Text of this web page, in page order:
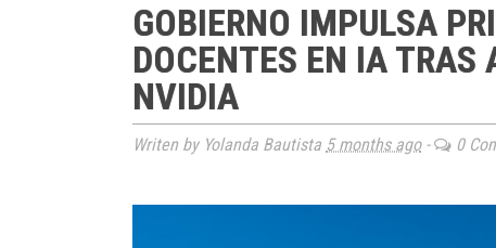
GOBIERNO IMPULSA
DOCENTES EN IA
NVIDIA
Writen by Yolanda Bautista 5 months ago- 0